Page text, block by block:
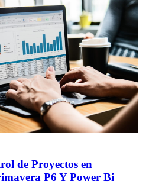
de Proyectos en
P6 Y Power Bi